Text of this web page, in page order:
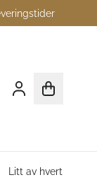
Litt av hvert